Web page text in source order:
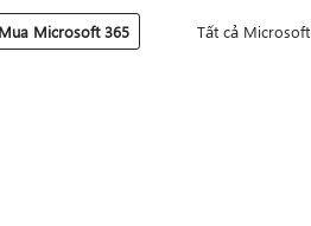
Microsoft 365 Tất cả Microsoft